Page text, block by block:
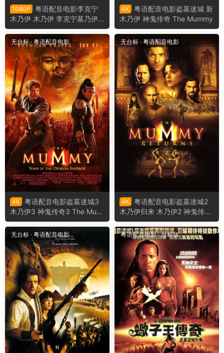
1080P
粤语配音电影李克宁
木乃伊 木乃伊 李克宁墓乃伊 L
ee Cronin's The Mummy
4K 粤语配音电影盗墓迷城 新
木乃伊 神鬼传奇 The Mummy
无台标·粤语配音电影
4K 粤语配音电影盗墓迷城3
木乃伊3 神鬼传奇3 The Mum
my: Tomb of the Dragon Em
peror
无台标 · 粤语配音电影
4K 粤语配音电影盗墓迷城2
木乃伊归来 木乃伊2 神鬼传奇
2 The Mummy Returns
无台标 · 粤语配音电影 粤语配音电影·台标版